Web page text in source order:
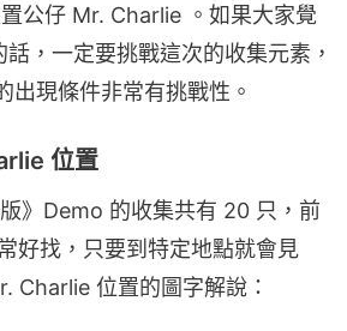
置公仔 Mr. Charlie 。如果大家覺
，一定要挑戰這次的收集元素，
出現條件非常有挑戰性。
位置
》Demo 的收集共有 20 只，前
好找，只要到特定地點就會見
Charlie 位置的圖字解說：